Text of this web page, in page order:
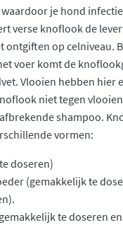
je hond
verse knoflook de
ontgiften op celniveau.
voer komt de
Vlooien hebben hier
niet tegen
shampoo.
vormen:
doseren)
(gemakkelijk te
te doseren